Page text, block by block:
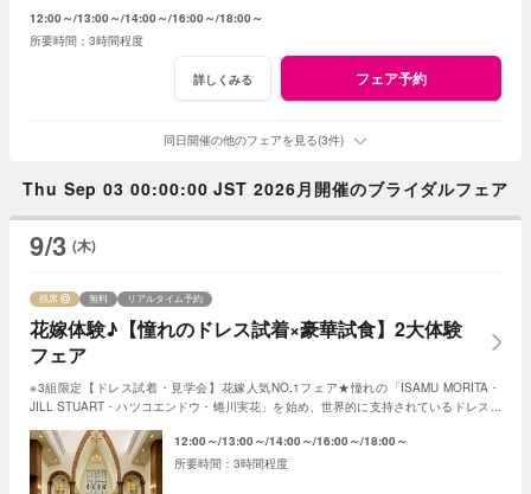
12:00～ 13:00～ 14:00～ 16:00～ 18:00～
3時間程度
詳しくみる フェア予約
同日開催の他のフェアを見る(3件)
Thu Sep 03 00:00:00 JST 2026月開催のブライダルフェア
9/3 (木)
花嫁体験♪【憧れのドレス試着×豪華試食】2大体験
フェア
残席 無料 リアルタイム予約
※3組限定【ドレス試着・見学会】花嫁人気NO.1フェア★憧れの「ISAMU MORITA・
JILL STUART・ハツコエンドウ・蜷川実花」を始め、世界的に支持されているドレスと
12:00～ 13:00～ 14:00～ 16:00～ 18:00～
3時間程度